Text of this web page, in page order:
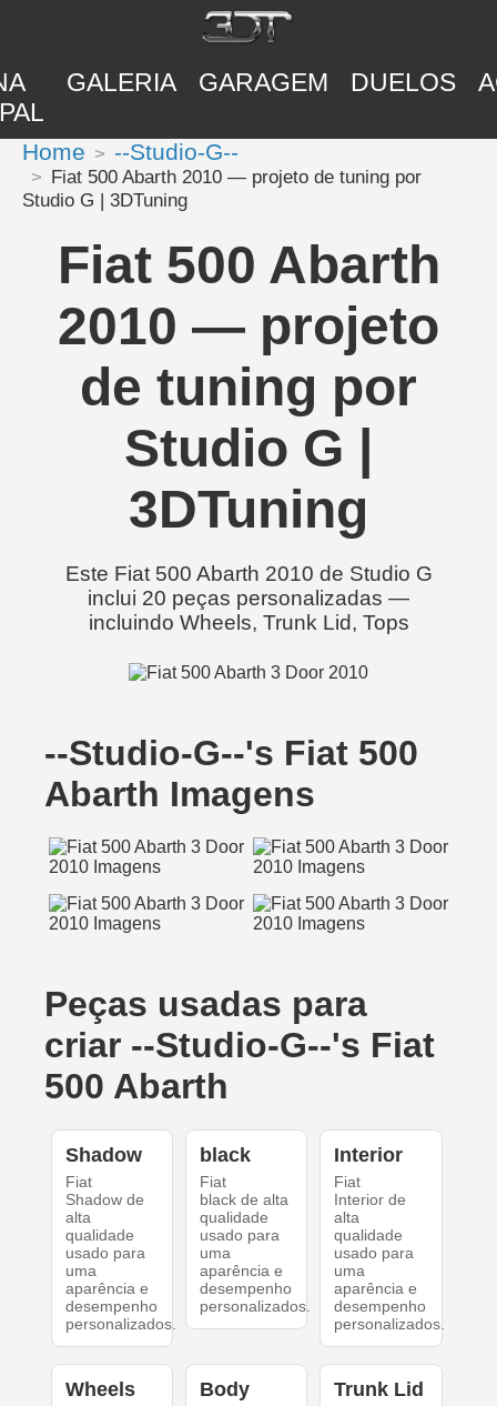
GALERIA GARAGEM DUELOS
Home --Studio-G--
Fiat 500 Abarth 2010 — projeto de tuning por
Studio G | 3DTuning
Fiat 500 Abarth
2010 — projeto
de tuning por
Studio G |
3DTuning
Este Fiat 500 Abarth 2010 de Studio G
inclui 20 peças personalizadas —
incluindo Wheels, Trunk Lid, Tops
--Studio-G--'s Fiat 500
Abarth Imagens
Peças usadas para
criar --Studio-G--'s Fiat
500 Abarth
Shadow
Fiat
Shadow de
alta
qualidade
usado para
uma
aparência e
desempenho
personalizados.
black
Fiat
black de alta
qualidade
usado para
uma
aparência e
desempenho
personalizados.
Interior
Fiat
Interior de
alta
qualidade
usado para
uma
aparência e
desempenho
personalizados.
Wheels Body Trunk Lid